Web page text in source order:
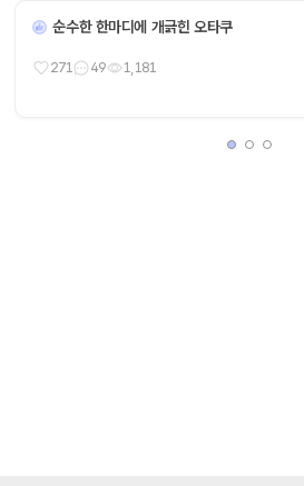
순수한 한마디에 개긁힌 오타쿠
271 49 1,181